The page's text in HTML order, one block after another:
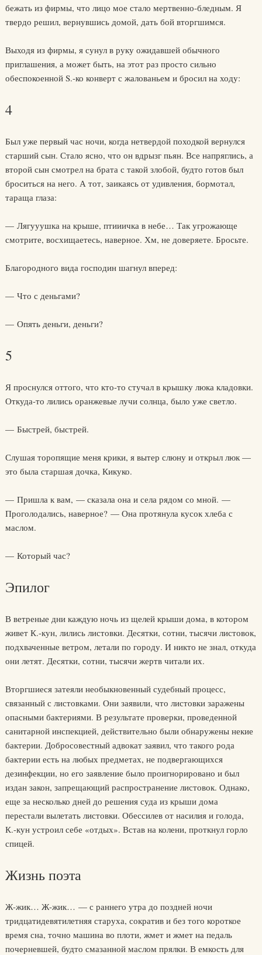
бежать из фирмы, что лицо мое стало мертвенно-бледным. Я
твердо решил, вернувшись домой, дать бой вторгшимся.
Выходя из фирмы, я сунул в руку ожидавшей обычного
приглашения, а может быть, на этот раз просто сильно
обеспокоенной S.-ко конверт с жалованьем и бросил на ходу:
4
Был уже первый час ночи, когда нетвердой походкой вернулся
старший сын. Стало ясно, что он вдрызг пьян. Все напряглись, а
второй сын смотрел на брата с такой злобой, будто готов был
броситься на него. А тот, заикаясь от удивления, бормотал,
тараща глаза:
— Лягууушка на крыше, птииичка в небе… Так угрожающе
смотрите, восхищаетесь, наверное. Хм, не доверяете. Бросьте.
Благородного вида господин шагнул вперед:
— Что с деньгами?
— Опять деньги, деньги?
5
Я проснулся оттого, что кто-то стучал в крышку люка кладовки.
Откуда-то лились оранжевые лучи солнца, было уже светло.
— Быстрей, быстрей.
Слушая торопящие меня крики, я вытер слюну и открыл люк —
это была старшая дочка, Кикуко.
— Пришла к вам, — сказала она и села рядом со мной. —
Проголодались, наверное? — Она протянула кусок хлеба с
маслом.
— Который час?
Эпилог
В ветреные дни каждую ночь из щелей крыши дома, в котором
живет К.-кун, лились листовки. Десятки, сотни, тысячи листовок,
подхваченные ветром, летали по городу. И никто не знал, откуда
они летят. Десятки, сотни, тысячи жертв читали их.
Вторгшиеся затеяли необыкновенный судебный процесс,
связанный с листовками. Они заявили, что листовки заражены
опасными бактериями. В результате проверки, проведенной
санитарной инспекцией, действительно были обнаружены некие
бактерии. Добросовестный адвокат заявил, что такого рода
бактерии есть на любых предметах, не подвергающихся
дезинфекции, но его заявление было проигнорировано и был
издан закон, запрещающий распространение листовок. Однако,
еще за несколько дней до решения суда из крыши дома
перестали вылетать листовки. Обессилев от насилия и голода,
К.-кун устроил себе «отдых». Встав на колени, проткнул горло
спицей.
Жизнь поэта
Ж-жик… Ж-жик… — с раннего утра до поздней ночи
тридцатидевятилетняя старуха, сократив и без того короткое
время сна, точно машина во плоти, жмет и жмет на педаль
почерневшей, будто смазанной маслом прялки. В емкость для